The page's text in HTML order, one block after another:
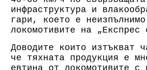
инфраструктура и
гари, което е
локомотивите на „Експрес
Доводите които изтъкват
че тяхната продукция е